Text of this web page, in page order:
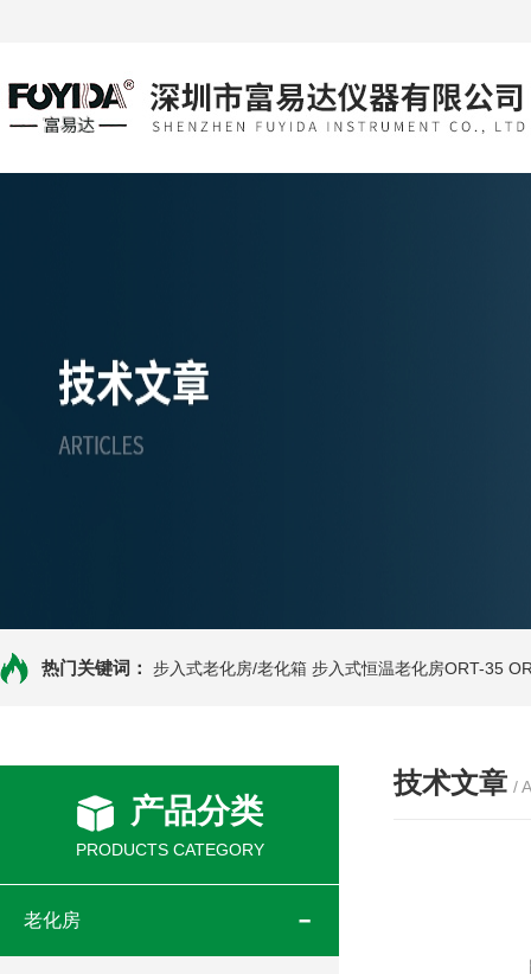
热门关键词： 步入式老化房/老化箱 步入式恒温老化房ORT-35
产品分类
PRODUCTS CATEGORY
老化房
技术文章 /